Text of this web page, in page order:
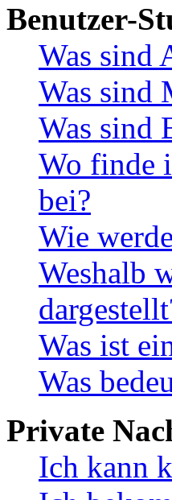
Benutzer-
Was sind
Was sind
Was sind
Wo finde
bei?
Wie
Weshalb
Was ist
Was
Private
Ich kann